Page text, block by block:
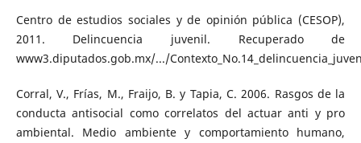
Centro de estudios sociales y de opinión pública (CESOP),
2011. Delincuencia juvenil. Recuperado de
www3.diputados.gob.mx/.../
Corral, V., Frías, M., Fraijo, B. y Tapia, C. 2006. Rasgos de la
conducta antisocial como correlatos del actuar anti y pro
ambiental. Medio ambiente y comportamiento humano,